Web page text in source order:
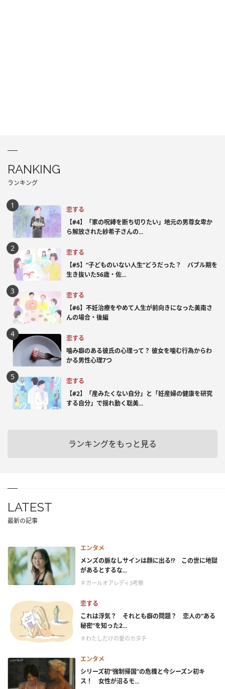
RANKING
ランキング
恋する
【#4】「家の呪縛を断ち切りたい」地元の男尊女卑か
ら解放された紗希子さんの...
恋する
【#5】“子どものいない人生”どうだった？ バブル期を
生き抜いた56歳・佐...
恋する
【#6】不妊治療をやめて人生が前向きになった美南さ
んの場合・後編
恋する
噛み癖のある彼氏の心理って？ 彼女を噛む行為からわ
かる男性心理7つ
恋する
【#2】「産みたくない自分」と「妊産婦の健康を研究
する自分」で揺れ動く聡美...
ランキングをもっと見る
LATEST
最新の記事
エンタメ
メンズの脈なしサインは顔に出る!? この世に地獄
があるとするな...
＃ガールオアレディ3考察
恋する
これは浮気？ それとも癖の問題？ 恋人の“ある
秘密”を知った2...
＃わたしだけの愛のカタチ
エンタメ
シリーズ初“強制帰国”の危機と今シーズン初キ
ス！ 女性が沼るモ...